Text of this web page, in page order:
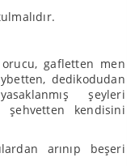
gafletten men
dedikodudan
şeyleri
kendisini
arınıp beşeri